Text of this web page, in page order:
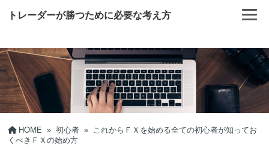
トレーダーが勝つために必要な考え方
HOME » 初心者 » これからＦＸを始める全ての初心者が知ってお
くべきＦＸの始め方